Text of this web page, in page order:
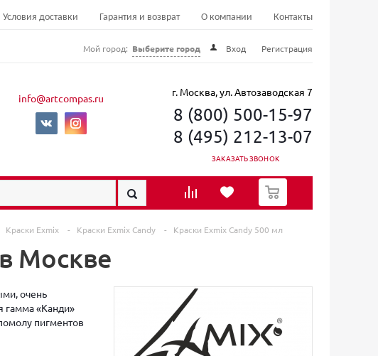
Условия доставки Гарантия и возврат О компании Контакты
Мой город: Выберите город Вход Регистрация
info@artcompas.ru г. Москва, ул. Автозаводская 7
8 (800) 500-15-97
8 (495) 212-13-07
ЗАКАЗАТЬ ЗВОНОК
0
Краски Exmix - Краски Exmix Candy - Краски Exmix Candy 500 мл
Москве
очень
гамма «Канди»
пигментов